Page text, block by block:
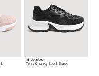
$ 99.900
Tenis Chunky Sport Black